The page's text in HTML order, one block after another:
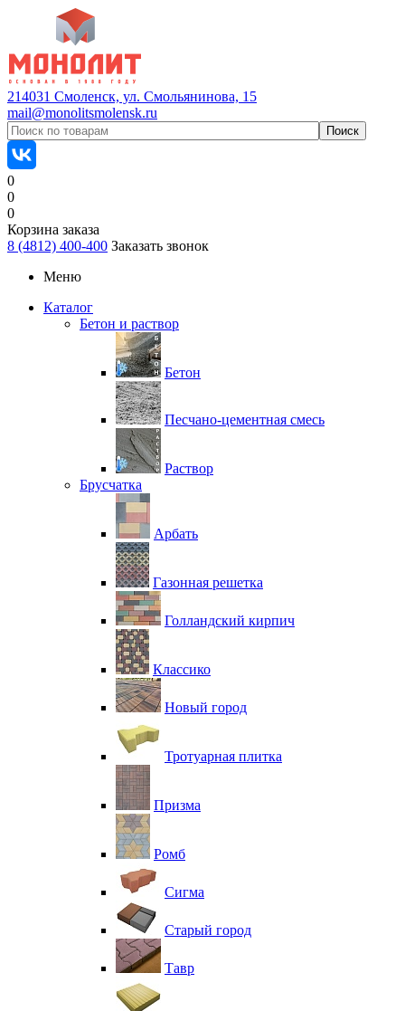
214031 Смоленск, ул. Смольянинова, 15
mail@monolitsmolensk.ru
0
0
0
Корзина заказа
8 (4812) 400-400 Заказать звонок
Меню
Каталог
Бетон и раствор
Бетон
Песчано-цементная смесь
Раствор
Брусчатка
Арбать
Газонная решетка
Голландский кирпич
Классико
Новый город
Тротуарная плитка
Призма
Ромб
Сигма
Старый город
Тавр